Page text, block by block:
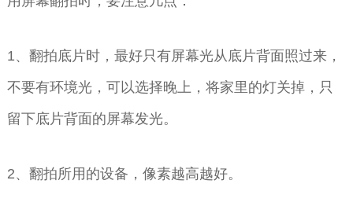
1、翻拍底片时，最好只有屏幕光从底片背面照过来，
不要有环境光，可以选择晚上，将家里的灯关掉，只
留下底片背面的屏幕发光。
2、翻拍所用的设备，像素越高越好。